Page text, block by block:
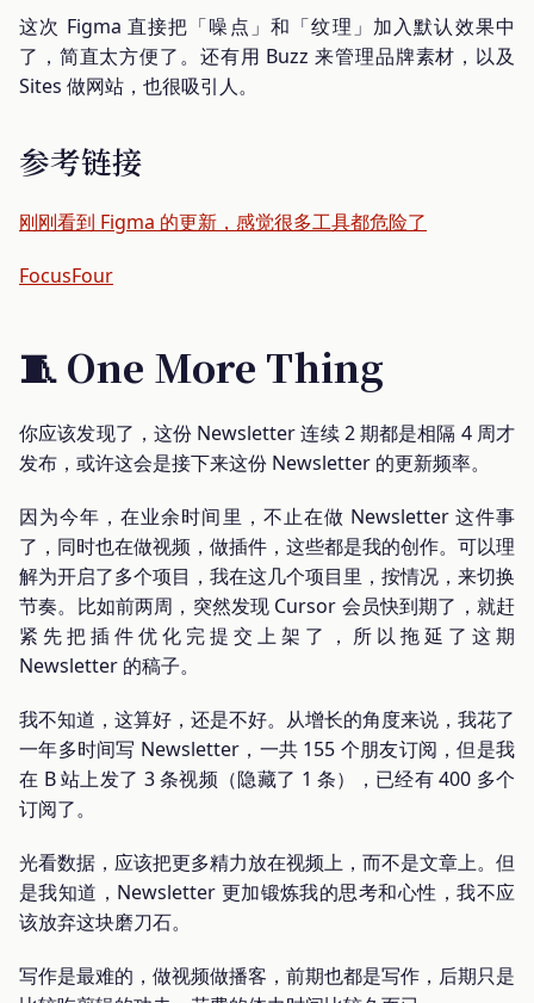
这次 Figma 直接把「噪点」和「纹理」加入默认效果中
了，简直太方便了。还有用 Buzz 来管理品牌素材，以及
Sites 做网站，也很吸引人。
参考链接
刚刚看到 Figma 的更新，感觉很多工具都危险了
FocusFour
🧵 One More Thing
你应该发现了，这份 Newsletter 连续 2 期都是相隔 4 周才
发布，或许这会是接下来这份 Newsletter 的更新频率。
因为今年，在业余时间里，不止在做 Newsletter 这件事
了，同时也在做视频，做插件，这些都是我的创作。可以理
解为开启了多个项目，我在这几个项目里，按情况，来切换
节奏。比如前两周，突然发现 Cursor 会员快到期了，就赶
紧先把插件优化完提交上架了，所以拖延了这期
Newsletter 的稿子。
我不知道，这算好，还是不好。从增长的角度来说，我花了
一年多时间写 Newsletter，一共 155 个朋友订阅，但是我
在 B 站上发了 3 条视频（隐藏了 1 条），已经有 400 多个
订阅了。
光看数据，应该把更多精力放在视频上，而不是文章上。但
是我知道，Newsletter 更加锻炼我的思考和心性，我不应
该放弃这块磨刀石。
写作是最难的，做视频做播客，前期也都是写作，后期只是